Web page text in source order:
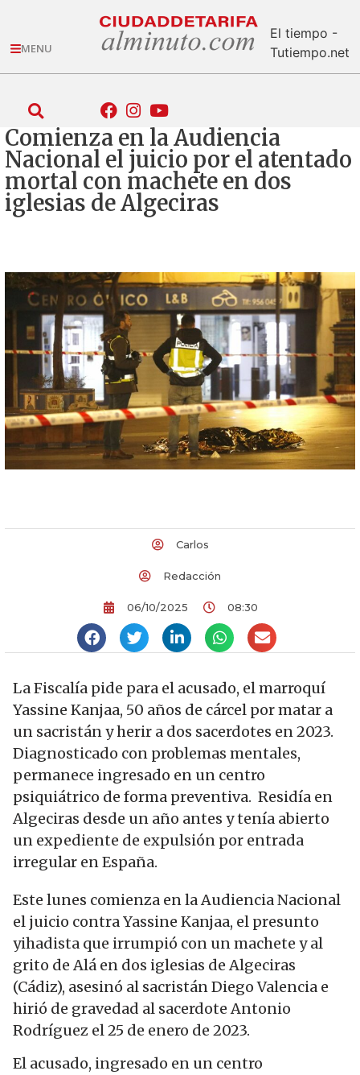
MENU
El tiempo -
Tutiempo.net
Comienza en la Audiencia
Nacional el juicio por el atentado
mortal con machete en dos
iglesias de Algeciras
Carlos
Redacción
06/10/2025 08:30
La Fiscalía pide para el acusado, el marroquí
Yassine Kanjaa, 50 años de cárcel por matar a
un sacristán y herir a dos sacerdotes en 2023.
Diagnosticado con problemas mentales,
permanece ingresado en un centro
psiquiátrico de forma preventiva. Residía en
Algeciras desde un año antes y tenía abierto
un expediente de expulsión por entrada
irregular en España.
Este lunes comienza en la Audiencia Nacional
el juicio contra Yassine Kanjaa, el presunto
yihadista que irrumpió con un machete y al
grito de Alá en dos iglesias de Algeciras
(Cádiz), asesinó al sacristán Diego Valencia e
hirió de gravedad al sacerdote Antonio
Rodríguez el 25 de enero de 2023.
El acusado, ingresado en un centro